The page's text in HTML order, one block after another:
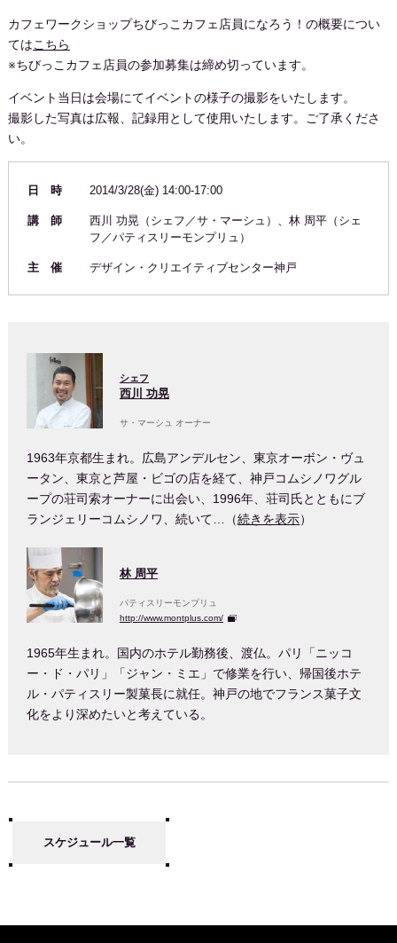
カフェワークショップちびっこカフェ店員になろう！の概要につい
てはこちら
※ちびっこカフェ店員の参加募集は締め切っています。
イベント当日は会場にてイベントの様子の撮影をいたします。
撮影した写真は広報、記録用として使用いたします。ご了承くださ
い。
日 時 2014/3/28(金) 14:00-17:00
講 師
西川 功晃（シェフ／サ・マーシュ）、林 周平（シェ
フ／パティスリーモンプリュ）
主 催 デザイン・クリエイティブセンター神戸
シェフ
西川 功晃
サ・マーシュ オーナー
1963年京都生まれ。広島アンデルセン、東京オーボン・ヴュ
ータン、東京と芦屋・ビゴの店を経て、神戸コムシノワグル
ープの荘司索オーナーに出会い、1996年、荘司氏とともにブ
ランジェリーコムシノワ、続いて…（続きを表示）
林 周平
パティスリーモンプリュ
http://www.montplus.com/
1965年生まれ。国内のホテル勤務後、渡仏。パリ「ニッコ
ー・ド・パリ」「ジャン・ミエ」で修業を行い、帰国後ホテ
ル・パティスリー製菓長に就任。神戸の地でフランス菓子文
化をより深めたいと考えている。
スケジュール一覧